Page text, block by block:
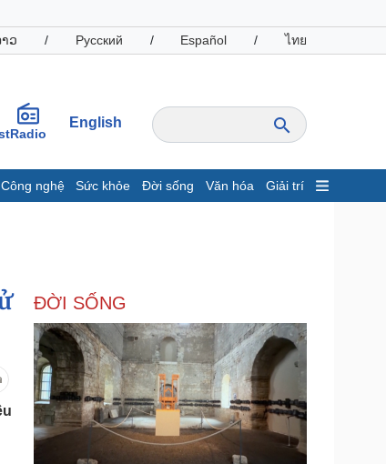
ວ / Русский / Español / ไทย
Radio
English
Công nghệ Sức khỏe Đời sống Văn hóa Giải trí
Giá cà phê
nghiệp
tin doanh nghiệp
nghiệp 24h
nhân
Công nghệ
Sành điệu
Tin Công nghệ
Trải nghiệm
Chuyển đổi số
ĐỜI SỐNG